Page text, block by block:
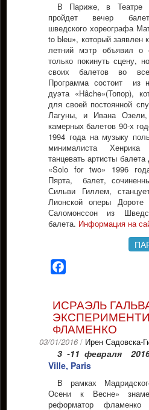
В Париже, в Театре
пройдет вечер
шведского хореографа
to bleu», который заявлен
летний мэтр объявил о
только покинуть сцену,
своих балетов во
Программа состоит из
дуэта «Hâche»(Топор),
для своей постоянной
Лагуны, и Ивана
камерных балетов 90-х
1994 года на музыку
минималиста Хенрика
танцевать артисты
«Solo for two» 1996
Пярта, балет,
Сильви Гиллем,
Лионской оперы
Саломонссон из
балета. Информация на
ИСРАЭЛЬ
ФЛАМЕНКО
03/01/2016 / Ирен Садовска-
3 -11 февраля
Ville, Paris
В рамках
Осени к Весне»
реформатор фламенко